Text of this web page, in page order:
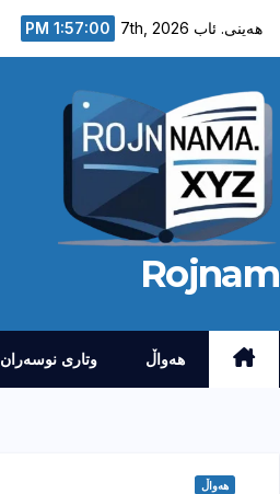
هەینی. ئاب 7th, 2026 1:57:01 PM
Rojnam
هەواڵ وتارى نوسەران
هەواڵ